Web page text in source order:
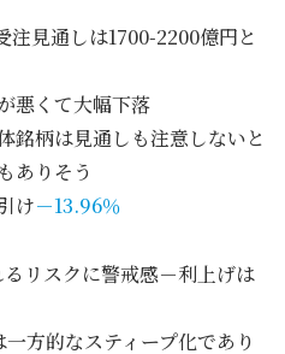
見通しは1700-2200億円と
悪くて大幅下落
銘柄は見通しも注意しないと
ありそう
け－13.96％
リスクに警戒感－利上げは
方的なスティープ化であり